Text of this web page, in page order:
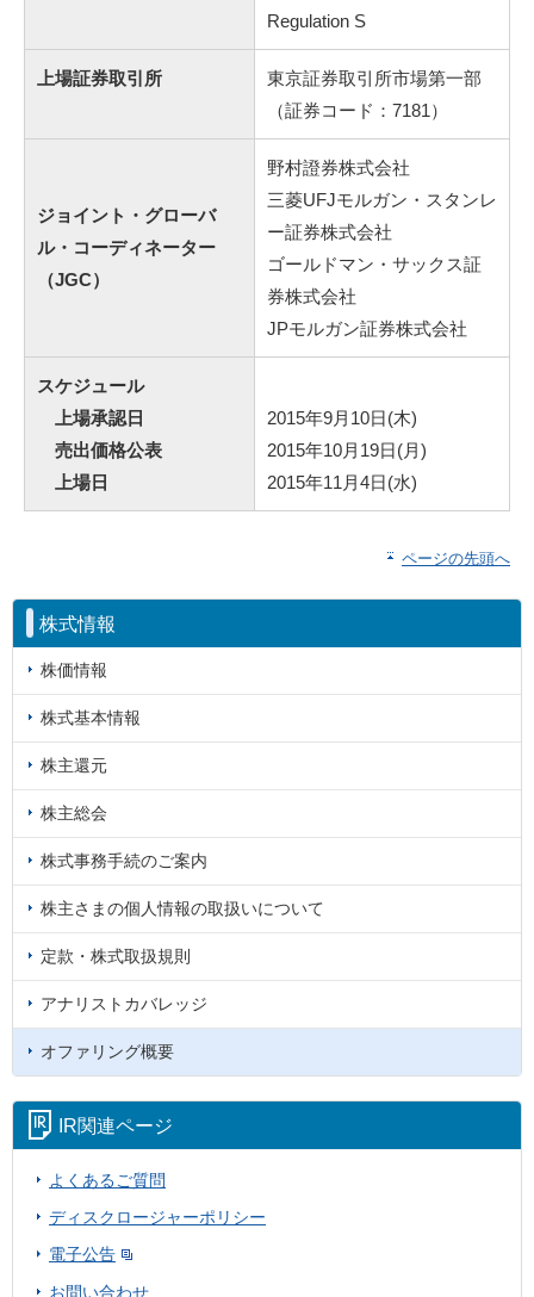
Regulation S
上場証券取引所
東京証券取引所市場第一部
（証券コード：7181）
ジョイント・グローバ
ル・コーディネーター
（JGC）
野村證券株式会社
三菱UFJモルガン・スタンレ
ー証券株式会社
ゴールドマン・サックス証
券株式会社
JPモルガン証券株式会社
スケジュール
上場承認日
売出価格公表
上場日
2015年9月10日(木)
2015年10月19日(月)
2015年11月4日(水)
ページの先頭へ
株式情報
株価情報
株式基本情報
株主還元
株主総会
株式事務手続のご案内
株主さまの個人情報の取扱いについて
定款・株式取扱規則
アナリストカバレッジ
オファリング概要
IR関連ページ
よくあるご質問
ディスクロージャーポリシー
電子公告
お問い合わせ